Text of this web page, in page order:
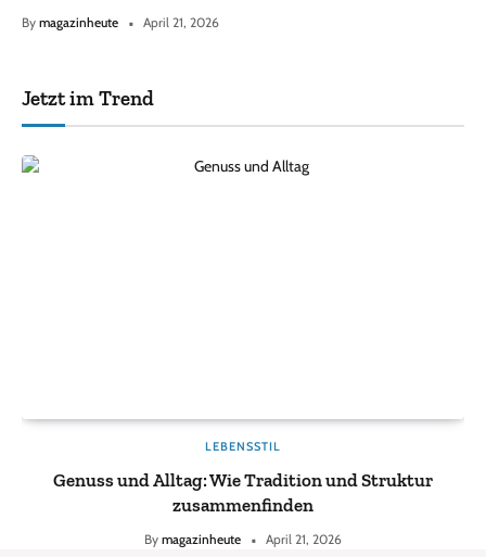
By magazinheute April 21, 2026
Jetzt im Trend
LEBENSSTIL
Genuss und Alltag: Wie Tradition und Struktur
zusammenfinden
By magazinheute April 21, 2026